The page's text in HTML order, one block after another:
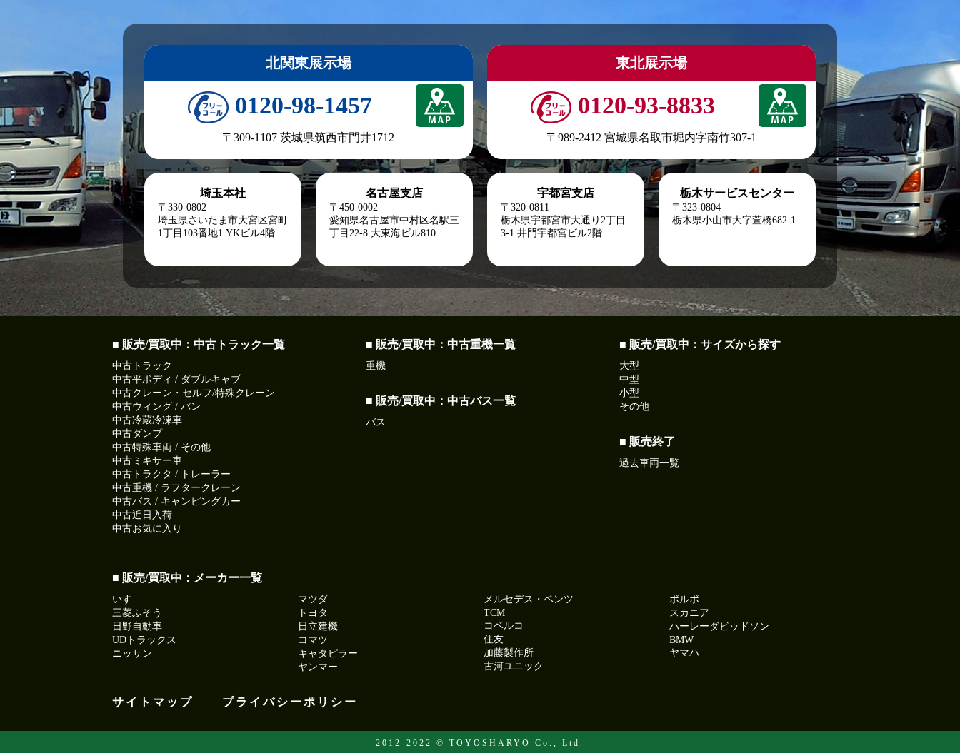
北関東展示場
0120-98-1457
〒309-1107 茨城県筑西市門井1712
東北展示場
0120-93-8833
〒989-2412 宮城県名取市堀内字南竹307-1
埼玉本社
〒330-0802
埼玉県さいたま市大宮区宮町
1丁目103番地1 YKビル4階
名古屋支店
〒450-0002
愛知県名古屋市中村区名駅三
丁目22-8 大東海ビル810
宇都宮支店
〒320-0811
栃木県宇都宮市大通り2丁目
3-1 井門宇都宮ビル2階
栃木サービスセンター
〒323-0804
栃木県小山市大字萱橋682-1
■ 販売/買取中：中古トラック一覧
中古トラック
中古平ボディ / ダブルキャブ
中古クレーン・セルフ/特殊クレーン
中古ウィング / バン
中古冷蔵冷凍車
中古ダンプ
中古特殊車両 / その他
中古ミキサー車
中古トラクタ / トレーラー
中古重機 / ラフタークレーン
中古バス / キャンピングカー
中古近日入荷
中古お気に入り
■ 販売/買取中：中古重機一覧
重機
■ 販売/買取中：中古バス一覧
バス
■ 販売/買取中：サイズから探す
大型
中型
小型
その他
■ 販売終了
過去車両一覧
■ 販売/買取中：メーカー一覧
いすゞ
三菱ふそう
日野自動車
UDトラックス
ニッサン
マツダ
トヨタ
日立建機
コマツ
キャタピラー
ヤンマー
メルセデス・ベンツ
TCM
コベルコ
住友
加藤製作所
古河ユニック
ボルボ
スカニア
ハーレーダビッドソン
BMW
ヤマハ
サイトマップ プライバシーポリシー
2012-2022 © TOYOSHARYO Co., Ltd.